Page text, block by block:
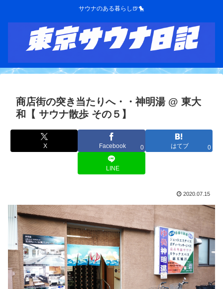
サウナのある暮らし🍺🐤
商店街の突き当たりへ・・神明湯 @ 東大
和【 サウナ散歩 その５】
X Facebook 0 はてブ 0
LINE
2020.07.15